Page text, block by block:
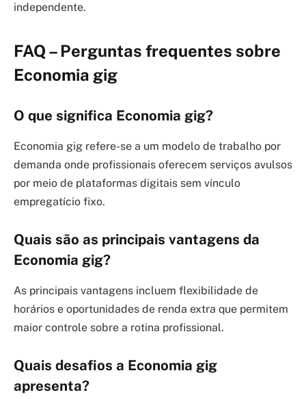
independente.
FAQ – Perguntas frequentes sobre
Economia gig
O que significa Economia gig?
Economia gig refere-se a um modelo de trabalho por
demanda onde profissionais oferecem serviços avulsos
por meio de plataformas digitais sem vínculo
empregatício fixo.
Quais são as principais vantagens da
Economia gig?
As principais vantagens incluem flexibilidade de
horários e oportunidades de renda extra que permitem
maior controle sobre a rotina profissional.
Quais desafios a Economia gig
apresenta?